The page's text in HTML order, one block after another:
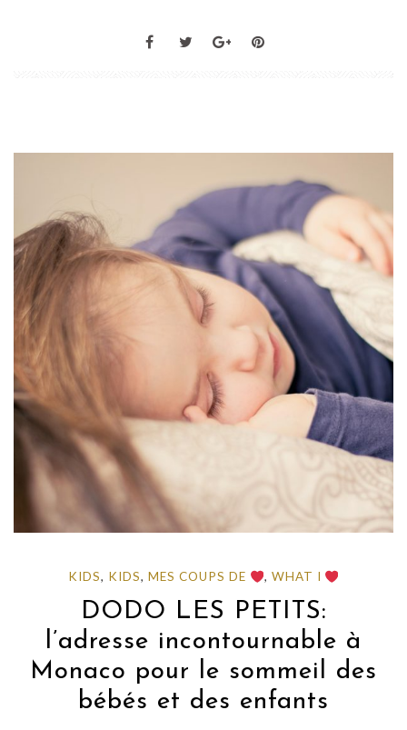
KIDS, KIDS,MES COUPS DE , WHAT I
DODO LES PETITS:
l’adresse incontournable à
Monaco pour le sommeil des
bébés et des enfants